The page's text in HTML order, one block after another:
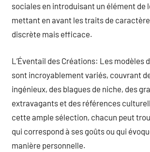
sociales en introduisant un élément de
mettant en avant les traits de
discrète mais efficace.
L’Éventail des Créations: Les modèles
sont incroyablement variés, couvrant
ingénieux, des blagues de niche, des
extravagants et des références
cette ample sélection, chacun peut
qui correspond à ses goûts ou qui
manière personnelle.